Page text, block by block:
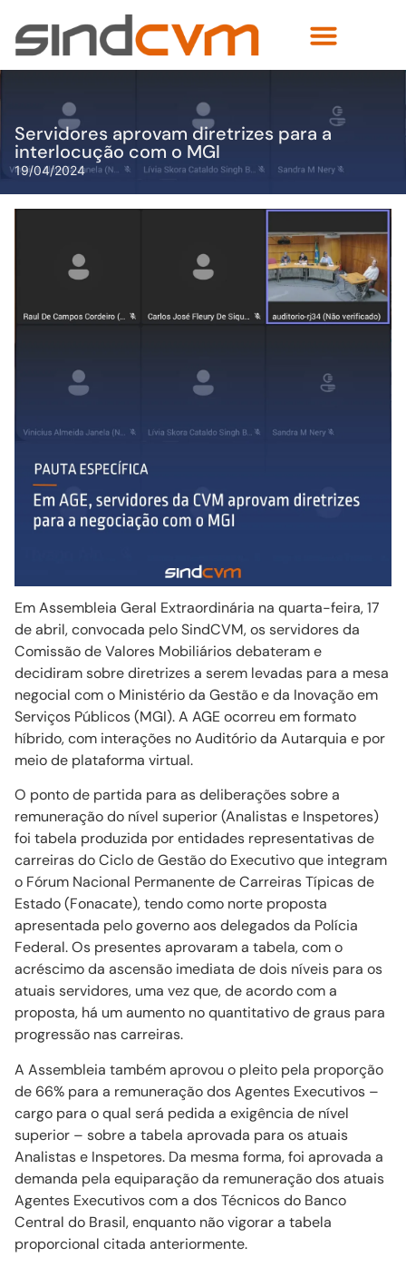
Servidores aprovam diretrizes para a
interlocução com o MGI
19/04/2024
Em Assembleia Geral Extraordinária na quarta-feira, 17
de abril, convocada pelo SindCVM, os servidores da
Comissão de Valores Mobiliários debateram e
decidiram sobre diretrizes a serem levadas para a mesa
negocial com o Ministério da Gestão e da Inovação em
Serviços Públicos (MGI). A AGE ocorreu em formato
híbrido, com interações no Auditório da Autarquia e por
meio de plataforma virtual.
O ponto de partida para as deliberações sobre a
remuneração do nível superior (Analistas e Inspetores)
foi tabela produzida por entidades representativas de
carreiras do Ciclo de Gestão do Executivo que integram
o Fórum Nacional Permanente de Carreiras Típicas de
Estado (Fonacate), tendo como norte proposta
apresentada pelo governo aos delegados da Polícia
Federal. Os presentes aprovaram a tabela, com o
acréscimo da ascensão imediata de dois níveis para os
atuais servidores, uma vez que, de acordo com a
proposta, há um aumento no quantitativo de graus para
progressão nas carreiras.
A Assembleia também aprovou o pleito pela proporção
de 66% para a remuneração dos Agentes Executivos –
cargo para o qual será pedida a exigência de nível
superior – sobre a tabela aprovada para os atuais
Analistas e Inspetores. Da mesma forma, foi aprovada a
demanda pela equiparação da remuneração dos atuais
Agentes Executivos com a dos Técnicos do Banco
Central do Brasil, enquanto não vigorar a tabela
proporcional citada anteriormente.